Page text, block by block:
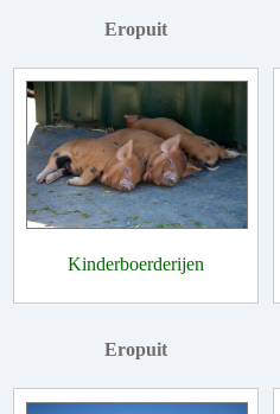
Eropuit
Kinderboerderijen
Eropuit